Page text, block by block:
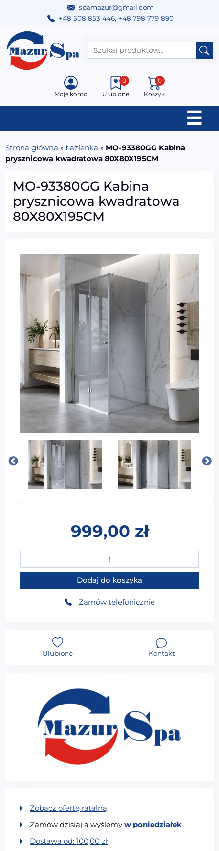
spamazur@gmail.com
+48 508 853 446, +48 798 779 890
Przejdź do treści
Main Navigation
Moje konto Ulubione
0
Koszyk
0
☰
Strona główna »Łazienka » MO-93380GG Kabina
prysznicowa kwadratowa 80X80X195CM
MO-93380GG Kabina
prysznicowa kwadratowa
80X80X195CM
999,00 zł
ilość MO-93380GG Kabina prysznicowa kwadratowa
Dodaj do koszyka
Zamów telefonicznie
Ulubione Kontakt
Zobacz ofertę ratalną
Zamów dzisiaj a wyślemyw poniedziałek
Dostawa od:100,00zł